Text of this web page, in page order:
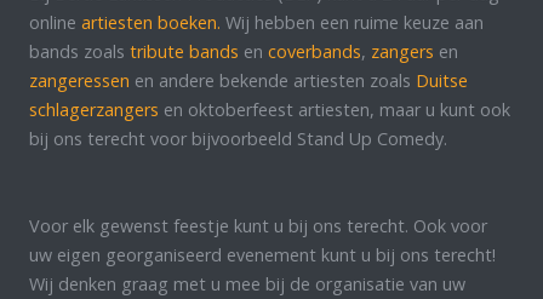
online artiesten boeken. Wij hebben een ruime keuze aan
bands zoals tribute bands en coverbands, zangers en
zangeressen en andere bekende artiesten zoals Duitse
schlagerzangers en oktoberfeest artiesten, maar u kunt ook
bij ons terecht voor bijvoorbeeld Stand Up Comedy.
Voor elk gewenst feestje kunt u bij ons terecht. Ook voor
uw eigen georganiseerd evenement kunt u bij ons terecht!
Wij denken graag met u mee bij de organisatie van uw